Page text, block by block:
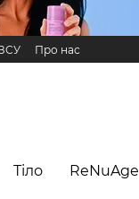
Про нас
Hillary
Тіло ReNuAge